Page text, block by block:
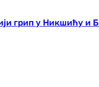
грип у Никшићу и